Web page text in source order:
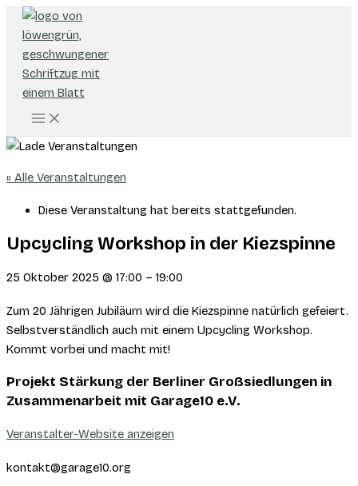
Zum
Inhalt
springen
« Alle Veranstaltungen
Diese Veranstaltung hat bereits stattgefunden.
Upcycling Workshop in der Kiezspinne
25 Oktober 2025 @ 17:00 – 19:00
Zum 20 Jährigen Jubiläum wird die Kiezspinne natürlich gefeiert.
Selbstverständlich auch mit einem Upcycling Workshop.
Kommt vorbei und macht mit!
Projekt Stärkung der Berliner Großsiedlungen in
Zusammenarbeit mit Garage10 e.V.
Veranstalter-Website anzeigen
kontakt@garage10.org